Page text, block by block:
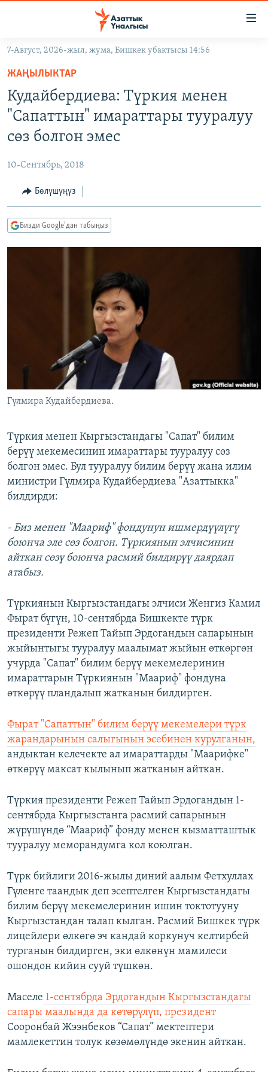
Навигацияга
өтүңүз
Издөөгө
салыңыз
КЫРГЫЗСТАН
КЫРГЫЗСТАН
САЯСАТ
МАДАНИЯТ
ДҮЙНӨ
ДҮЙНӨ
УКРАИНА
ТВ ПРОГРАММАЛАР
БҮГҮН АЗАТТЫКТА
ЫҢГАЙСЫЗ СУРООЛОР
ПОДКАСТ
Русский
ЭЕ/АРнун бардык сайттары
7-Август, 2026-жыл, жума, Бишкек убактысы 14:56
ЖАҢЫЛЫКТАР
Кудайбердиева: Түркия менен
"Сапаттын" имараттары тууралуу
сөз болгон эмес
10-Сентябрь, 2018
Бөлүшүңүз
Бизди Google'дан табыңыз
Гүлмира Кудайбердиева.
Түркия менен Кыргызстандагы "Сапат" билим
берүү мекемесинин имараттары тууралуу сөз
болгон эмес. Бул тууралуу билим берүү жана илим
министри Гүлмира Кудайбердиева "Азаттыкка"
билдирди:
- Биз менен "Маариф" фондунун ишмердүүлүгү
боюнча эле сөз болгон. Түркиянын элчисинин
айткан сөзү боюнча расмий билдирүү даярдап
атабыз.
Түркиянын Кыргызстандагы элчиси Женгиз Камил
Фырат бүгүн, 10-сентябрда Бишкекте түрк
президенти Режеп Тайып Эрдогандын сапарынын
жыйынтыгы тууралуу маалымат жыйын өткөргөн
учурда "Сапат" билим берүү мекемелеринин
имараттарын Түркиянын "Маариф" фондуна
өткөрүү пландалып жатканын билдирген.
Фырат "Сапаттын" билим берүү мекемелери түрк
жарандарынын салыгынын эсебинен курулганын,
андыктан келечекте ал имараттарды "Маарифке"
өткөрүү максат кылынып жатканын айткан.
Түркия президенти Режеп Тайып Эрдогандын 1-
сентябрда Кыргызстанга расмий сапарынын
жүрүшүндө “Маариф” фонду менен кызматташтык
тууралуу меморандумга кол коюлган.
Түрк бийлиги 2016-жылы диний аалым Фетхуллах
Гүленге таандык деп эсептелген Кыргызстандагы
билим берүү мекемелеринин ишин токтотууну
Кыргызстандан талап кылган. Расмий Бишкек түрк
лицейлери өлкөгө эч кандай коркунуч келтирбей
турганын билдирген, эки өлкөнүн мамилеси
ошондон кийин сууй түшкөн.
Маселе 1-сентябрда Эрдогандын Кыргызстандагы
сапары маалында да көтөрүлүп, президент
Сооронбай Жээнбеков “Сапат” мектептери
мамлекеттин толук көзөмөлүндө экенин айткан.